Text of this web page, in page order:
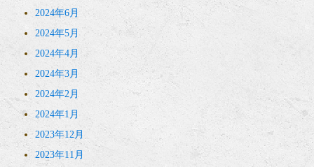
2024年6月
2024年5月
2024年4月
2024年3月
2024年2月
2024年1月
2023年12月
2023年11月